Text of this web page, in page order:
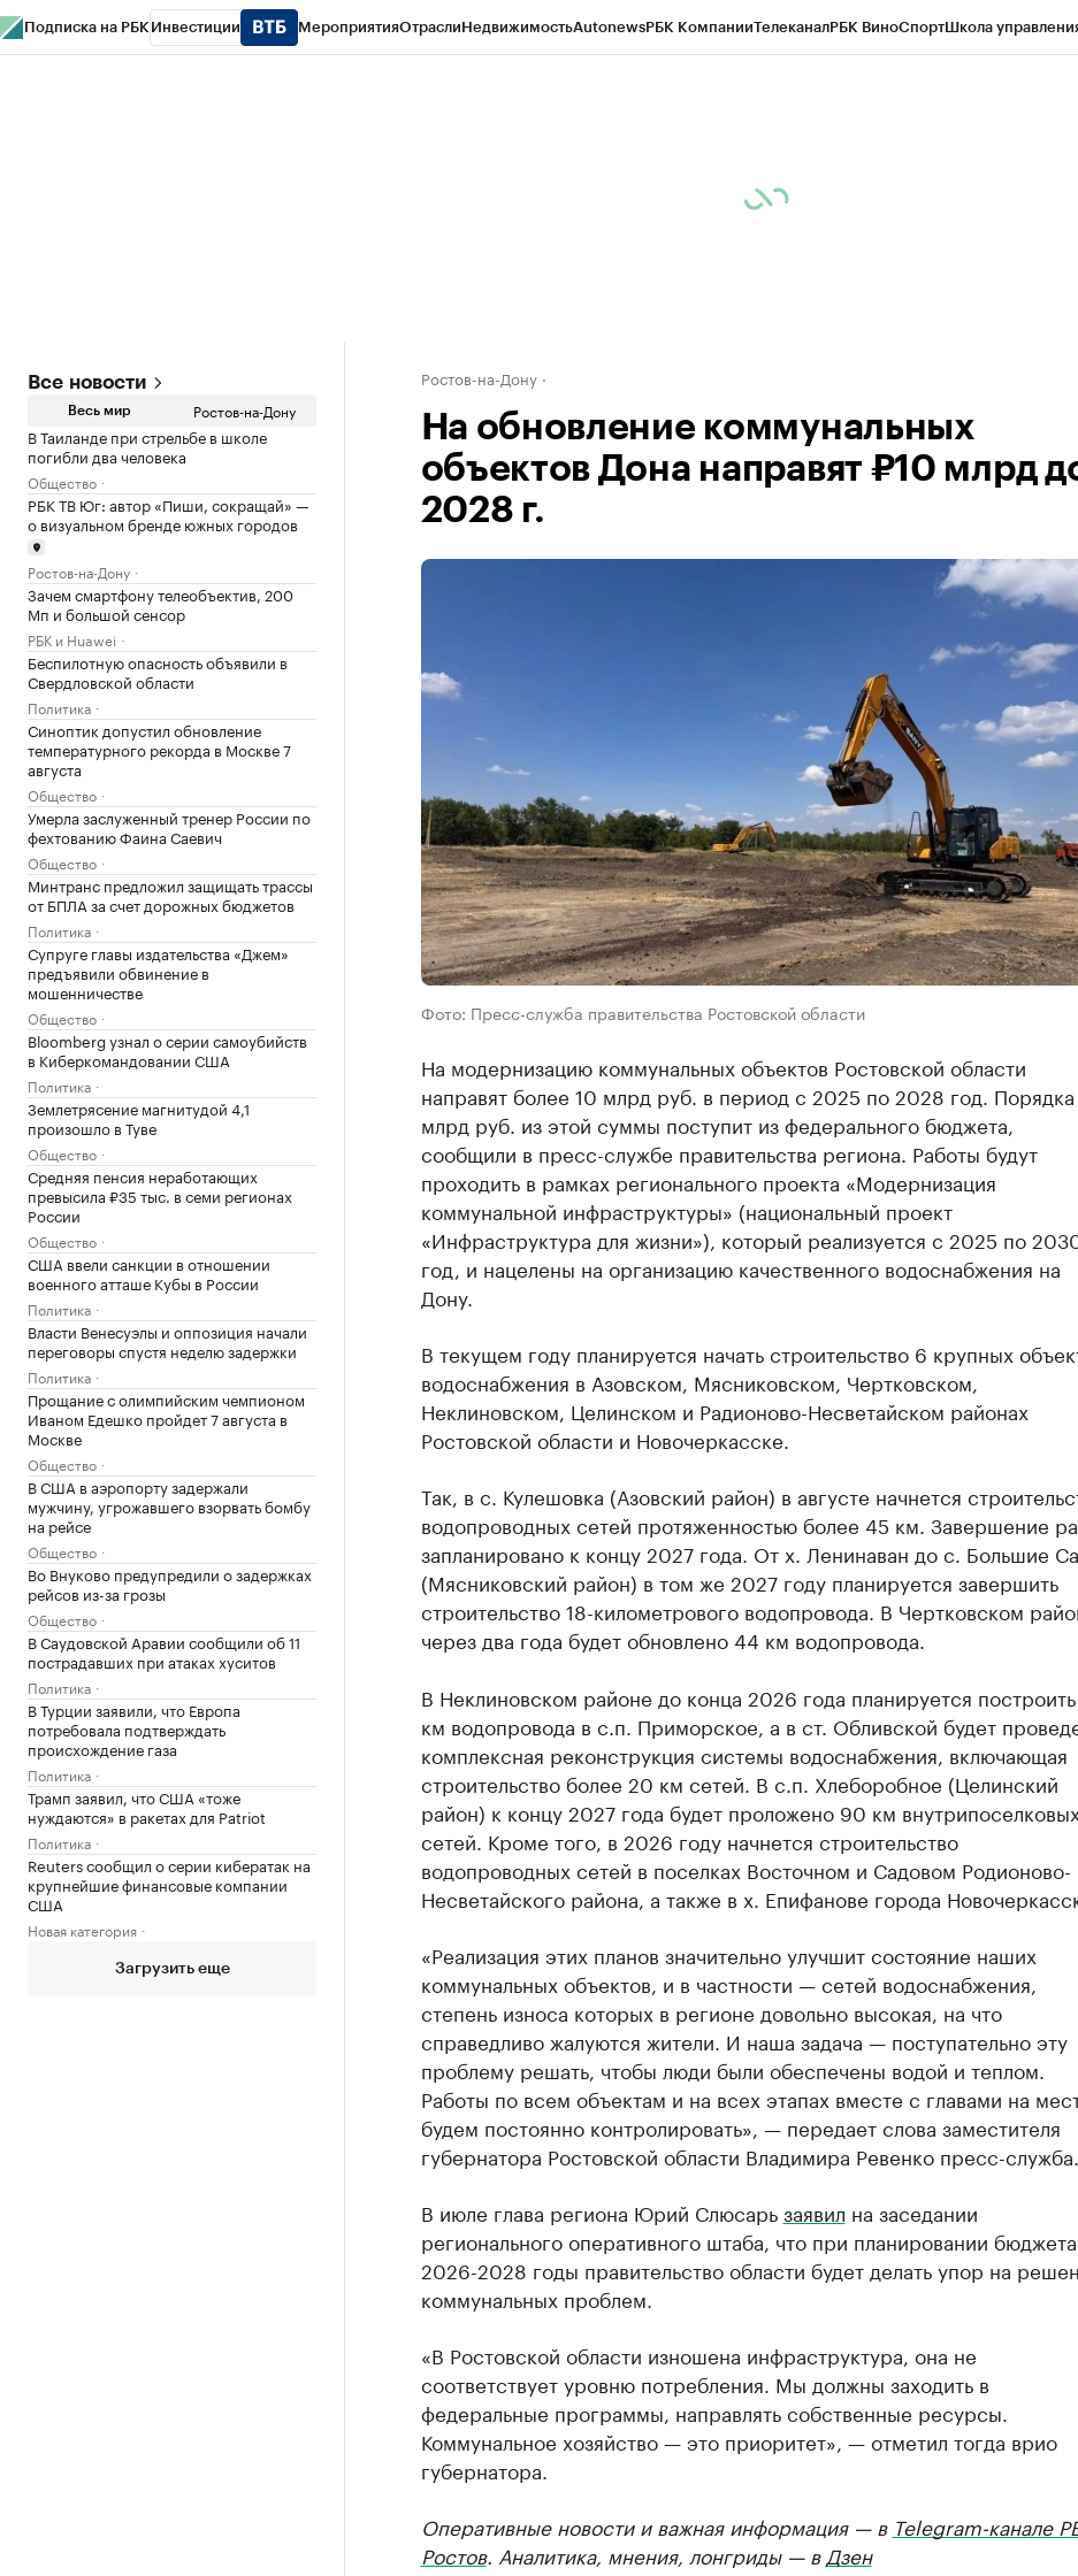
Подписка на РБК Инвестиции МероприятияОтраслиНедвижимостьAutonewsРБК КомпанииТелеканалРБК ВиноСпортШкола
Все новости
Весь мир Ростов-на-Дону
В Таиланде при стрельбе в школе
погибли два человека
Общество
РБК ТВ Юг: автор «Пиши, сокращай» —
о визуальном бренде южных городов
Ростов-на-Дону
Зачем смартфону телеобъектив, 200
Мп и большой сенсор
РБК и Huawei
Беспилотную опасность объявили в
Свердловской области
Политика
Синоптик допустил обновление
температурного рекорда в Москве 7
августа
Общество
Умерла заслуженный тренер России по
фехтованию Фаина Саевич
Общество
Минтранс предложил защищать трассы
от БПЛА за счет дорожных бюджетов
Политика
Супруге главы издательства «Джем»
предъявили обвинение в
мошенничестве
Общество
Bloomberg узнал о серии самоубийств
в Киберкомандовании США
Политика
Землетрясение магнитудой 4,1
произошло в Туве
Общество
Средняя пенсия неработающих
превысила ₽35 тыс. в семи регионах
России
Общество
США ввели санкции в отношении
военного атташе Кубы в России
Политика
Власти Венесуэлы и оппозиция начали
переговоры спустя неделю задержки
Политика
Прощание с олимпийским чемпионом
Иваном Едешко пройдет 7 августа в
Москве
Общество
В США в аэропорту задержали
мужчину, угрожавшего взорвать бомбу
на рейсе
Общество
Во Внуково предупредили о задержках
рейсов из-за грозы
Общество
В Саудовской Аравии сообщили об 11
пострадавших при атаках хуситов
Политика
В Турции заявили, что Европа
потребовала подтверждать
происхождение газа
Политика
Трамп заявил, что США «тоже
нуждаются» в ракетах для Patriot
Политика
Reuters сообщил о серии кибератак на
крупнейшие финансовые компании
США
Новая категория
Загрузить еще
Ростов-на-Дону
На обновление коммунальных
объектов Дона направят ₽10 млрд
2028 г.
Фото: Пресс-служба правительства Ростовской области
На модернизацию коммунальных объектов Ростовской области
направят более 10 млрд руб. в период с 2025 по 2028 год.
млрд руб. из этой суммы поступит из федерального бюджета,
сообщили в пресс-службе правительства региона. Работы будут
проходить в рамках регионального проекта «Модернизация
коммунальной инфраструктуры» (национальный проект
«Инфраструктура для жизни»), который реализуется с 2025 по
год, и нацелены на организацию качественного водоснабжения на
Дону.
В текущем году планируется начать строительство 6 крупных
водоснабжения в Азовском, Мясниковском, Чертковском,
Неклиновском, Целинском и Радионово-Несветайском районах
Ростовской области и Новочеркасске.
Так, в с. Кулешовка (Азовский район) в августе начнется
водопроводных сетей протяженностью более 45 км. Завершение
запланировано к концу 2027 года. От х. Ленинаван до с. Большие
(Мясниковский район) в том же 2027 году планируется завершить
строительство 18-километрового водопровода. В Чертковском
через два года будет обновлено 44 км водопровода.
В Неклиновском районе до конца 2026 года планируется
км водопровода в с.п. Приморское, а в ст. Обливской будет
комплексная реконструкция системы водоснабжения, включающая
строительство более 20 км сетей. В с.п. Хлеборобное (Целинский
район) к концу 2027 года будет проложено 90 км внутрипоселковых
сетей. Кроме того, в 2026 году начнется строительство
водопроводных сетей в поселках Восточном и Садовом Родионово-
Несветайского района, а также в х. Епифанове города
«Реализация этих планов значительно улучшит состояние наших
коммунальных объектов, и в частности — сетей водоснабжения,
степень износа которых в регионе довольно высокая, на что
справедливо жалуются жители. И наша задача — поступательно эту
проблему решать, чтобы люди были обеспечены водой и теплом.
Работы по всем объектам и на всех этапах вместе с главами на
будем постоянно контролировать», — передает слова заместителя
губернатора Ростовской области Владимира Ревенко пресс-служба.
В июле глава региона Юрий Слюсарьзаявил на заседании
регионального оперативного штаба, что при планировании
2026-2028 годы правительство области будет делать упор на
коммунальных проблем.
«В Ростовской области изношена инфраструктура, она не
соответствует уровню потребления. Мы должны заходить в
федеральные программы, направлять собственные ресурсы.
Коммунальное хозяйство — это приоритет», — отметил тогда врио
губернатора.
Оперативные новости и важная информация — в Telegram-канале
Ростов. Аналитика, мнения, лонгриды — в Дзен